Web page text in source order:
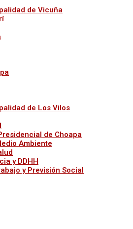
de Vicuña
de Los Vilos
de Choapa
Ambiente
y DDHH
y Previsión Social